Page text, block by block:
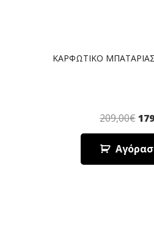
ΚΑΡΦΩΤΙΚΟ ΜΠΑΤΑΡΙΑΣ
209,00€